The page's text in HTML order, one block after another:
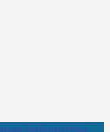
библиотека